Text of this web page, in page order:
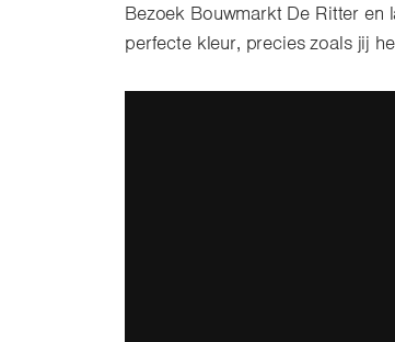
Bezoek Bouwmarkt De Ritter
perfecte kleur, precies zoals jij